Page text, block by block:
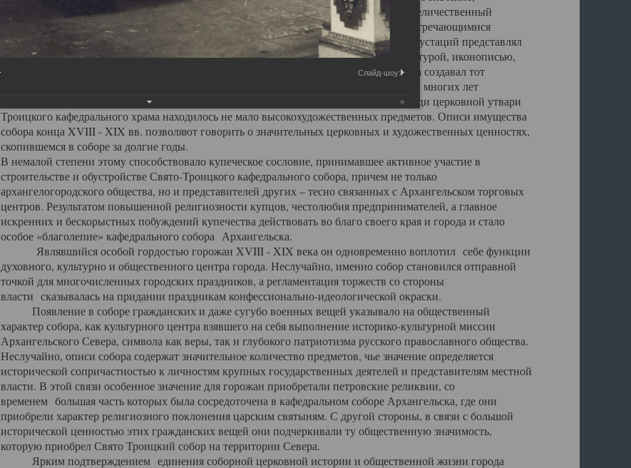
заслуженно выделяя из многочисленных культовых построек города. Обширный и величественный
иконостас украшенный колоннами ионического стиля, с единственными нигде не встречающимися
царскими вратами, изящным фронтоном и множеством резных, символических инкрустаций представлял
собой поистине художественную ценность. В совокупности же с живописью, скульптурой, иконописью,
шитьем, многочисленными предметами церковной утвари интерьер Троицкого храма создавал тот
неповторимый красочный ансамбль декоративного убранства собора, на протяжении многих лет
поражающий воображение своих посетителей. В соборной ризнице, библиотеке, среди церковной утвари
Троицкого кафедрального храма находилось не мало высокохудожественных предметов. Описи имущества
собора конца XVIII - XIX вв. позволяют говорить о значительных церковных и художественных ценностях,
скопившемся в соборе за долгие годы.
В немалой степени этому способствовало купеческое сословие, принимавшее активное участие в
строительстве и обустройстве Свято-Троицкого кафедрального собора, причем не только
архангелогородского общества, но и представителей других – тесно связанных с Архангельском торговых
центров. Результатом повышенной религиозности купцов, честолюбия предпринимателей, а главное
искренних и бескорыстных побуждений купечества действовать во благо своего края и города и стало
особое «благолепие» кафедрального собора Архангельска.
Являвшийся особой гордостью горожан XVIII - XIX века он одновременно воплотил себе функции
духовного, культурно и общественного центра города. Неслучайно, именно собор становился отправной
точкой для многочисленных городских праздников, а регламентация торжеств со стороны
власти сказывалась на придании праздникам конфессионально-идеологической окраски.
Появление в соборе гражданских и даже сугубо военных вещей указывало на общественный
характер собора, как культурного центра взявшего на себя выполнение историко-культурной миссии
Архангельского Севера, символа как веры, так и глубокого патриотизма русского православного общества.
Неслучайно, описи собора содержат значительное количество предметов, чье значение определяется
исторической сопричастностью к личностям крупных государственных деятелей и представителям местной
власти. В этой связи особенное значение для горожан приобретали петровские реликвии, со
временем большая часть которых была сосредоточена в кафедральном соборе Архангельска, где они
приобрели характер религиозного поклонения царским святыням. С другой стороны, в связи с большой
исторической ценностью этих гражданских вещей они подчеркивали ту общественную значимость,
которую приобрел Свято Троицкий собор на территории Севера.
Ярким подтверждением единения соборной церковной истории и общественной жизни города
Слайд-шоу: